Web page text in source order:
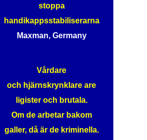
stoppa
handikappsstabiliserarna
Maxman, Germany
Vårdare
och hjärnskrynklare are
ligister och brutala.
Om de arbetar bakom
galler, då är de kriminella.